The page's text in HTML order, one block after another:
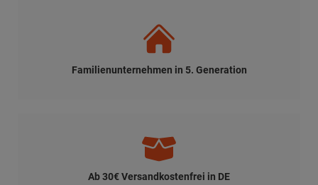
Familienunternehmen in 5. Generation
Ab 30€ Versandkostenfrei in DE